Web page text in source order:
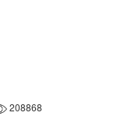
208868